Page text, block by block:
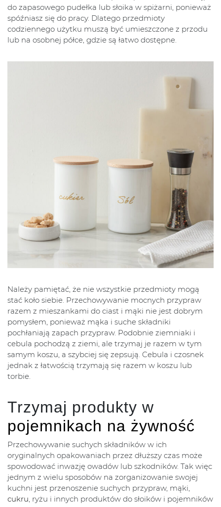
do zapasowego pudełka lub słoika w spiżarni, ponieważ
spóźniasz się do pracy. Dlatego przedmioty
codziennego użytku muszą być umieszczone z przodu
lub na osobnej półce, gdzie są łatwo dostępne.
Należy pamiętać, że nie wszystkie przedmioty mogą
stać koło siebie. Przechowywanie mocnych przypraw
razem z mieszankami do ciast i mąki nie jest dobrym
pomysłem, ponieważ mąka i suche składniki
pochłaniają zapach przypraw. Podobnie ziemniaki i
cebula pochodzą z ziemi, ale trzymaj je razem w tym
samym koszu, a szybciej się zepsują. Cebula i czosnek
jednak z łatwością trzymają się razem w koszu lub
torbie.
Trzymaj produkty w
pojemnikach na żywność
Przechowywanie suchych składników w ich
oryginalnych opakowaniach przez dłuższy czas może
spowodować inwazję owadów lub szkodników. Tak więc
jednym z wielu sposobów na zorganizowanie swojej
kuchni jest przenoszenie suchych przypraw, mąki,
cukru, ryżu i innych produktów do słoików i pojemników